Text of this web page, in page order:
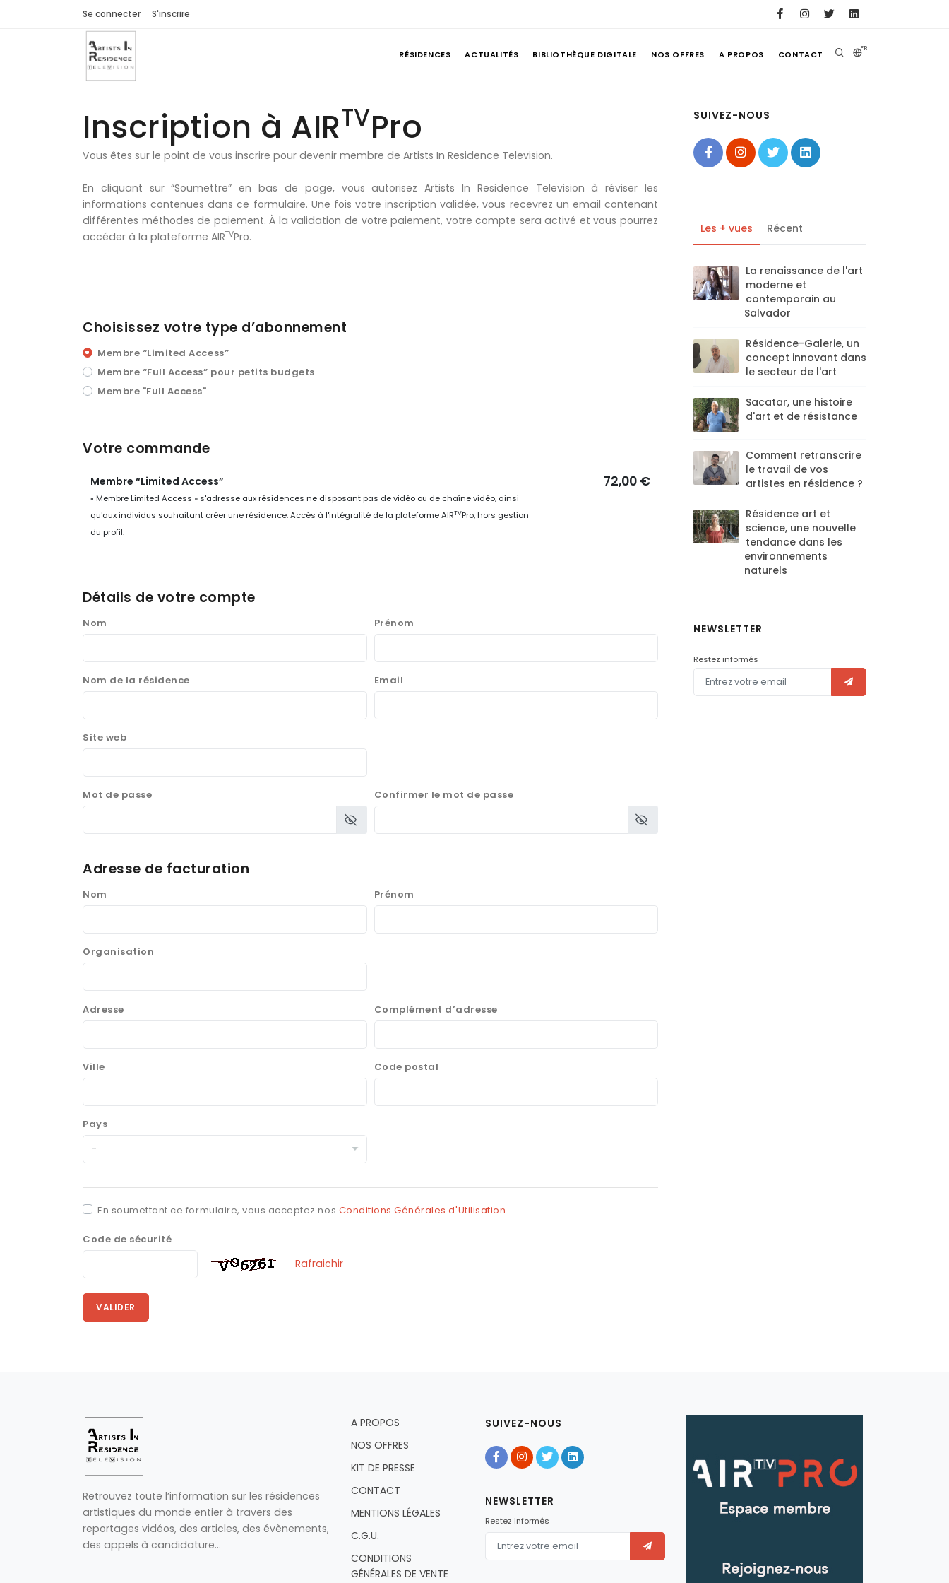
Se connecter S'inscrire
FR
RÉSIDENCES ACTUALITÉS BIBLIOTHÈQUE DIGITALE NOS OFFRES A PROPOS CONTACT
Inscription à AIRTVPro
Vous êtes sur le point de vous inscrire pour devenir membre de Artists In Residence Television.
En cliquant sur “Soumettre” en bas de page, vous autorisez Artists In Residence Television à réviser les
informations contenues dans ce formulaire. Une fois votre inscription validée, vous recevrez un email contenant
différentes méthodes de paiement. À la validation de votre paiement, votre compte sera activé et vous pourrez
accéder à la plateforme AIRTVPro.
Choisissez votre type d’abonnement
Membre “Limited Access”
Membre “Full Access” pour petits budgets
Membre "Full Access"
Votre commande
Membre “Limited Access”
« Membre Limited Access » s'adresse aux résidences ne disposant pas de vidéo ou de chaîne vidéo, ainsi
qu'aux individus souhaitant créer une résidence. Accès à l'intégralité de la plateforme AIRTVPro, hors gestion
du profil.
72,00 €
Détails de votre compte
Nom Prénom
Nom de la résidence Email
Site web
Mot de passe Confirmer le mot de passe
Adresse de facturation
Nom Prénom
Organisation
Adresse Complément d’adresse
Ville Code postal
Pays
En soumettant ce formulaire, vous acceptez nos Conditions Générales d'Utilisation
Code de sécurité
Rafraichir
VALIDER
SUIVEZ-NOUS
Les + vues Récent
La renaissance de l'art
moderne et
contemporain au
Salvador
Résidence-Galerie, un
concept innovant dans
le secteur de l'art
Sacatar, une histoire
d'art et de résistance
Comment retranscrire
le travail de vos
artistes en résidence ?
Résidence art et
science, une nouvelle
tendance dans les
environnements
naturels
NEWSLETTER
Restez informés
Retrouvez toute l’information sur les résidences
artistiques du monde entier à travers des
reportages vidéos, des articles, des évènements,
des appels à candidature...
A PROPOS
NOS OFFRES
KIT DE PRESSE
CONTACT
MENTIONS LÉGALES
C.G.U.
CONDITIONS
GÉNÉRALES DE VENTE
SUIVEZ-NOUS
NEWSLETTER
Restez informés